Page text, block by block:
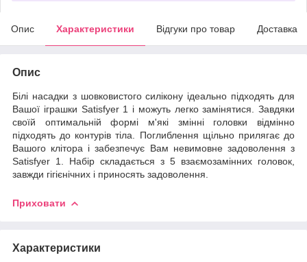
Опис Характеристики Відгуки про товар Доставка
Опис
Білі насадки з шовковистого силікону ідеально підходять для
Вашої іграшки Satisfyer 1 і можуть легко замінятися. Завдяки
своїй оптимальній формі м'які змінні головки відмінно
підходять до контурів тіла. Поглиблення щільно прилягає до
Вашого клітора і забезпечує Вам невимовне задоволення з
Satisfyer 1. Набір складається з 5 взаємозамінних головок,
завжди гігієнічних і приносять задоволення.
Приховати
Характеристики